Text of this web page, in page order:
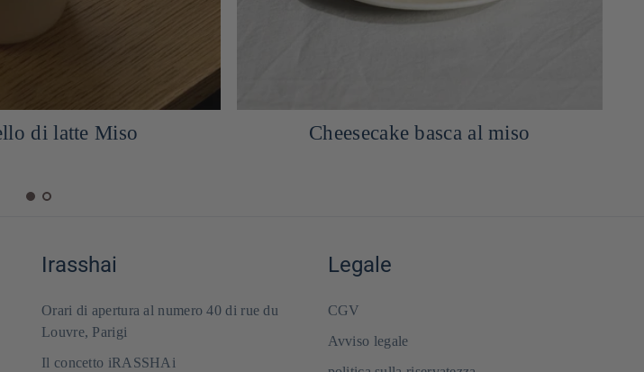
basca al miso
Ricetta del salmone alla griglia con miso
Irasshai
Orari di apertura al numero 40 di rue du
Louvre, Parigi
Il concetto iRASSHAi
Legale
CGV
Avviso legale